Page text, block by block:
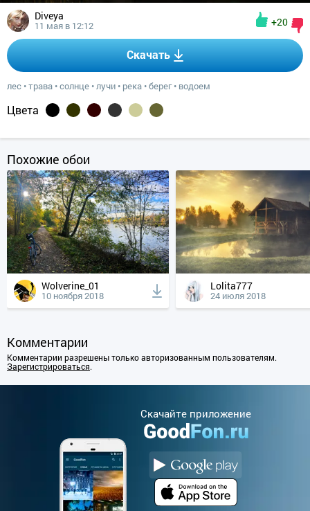
Diveya
11 мая в 12:12 +20
Скачать
лес •трава •солнце •лучи • река •берег• водоем
Цвета
Похожие обои
Wolverine_01
10 ноября 2018
Lolita777
24 июля 2018
Комментарии
Комментарии разрешены только авторизованным пользователям.
Зарегистрироваться.
Cкачайте приложение